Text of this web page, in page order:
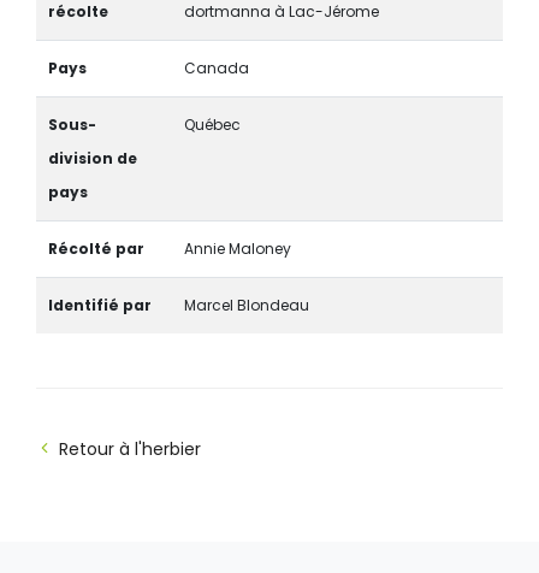
récolte
dortmanna à Lac-Jérome
Pays Canada
Sous-
division de
pays
Québec
Récolté par Annie Maloney
Identifié par Marcel Blondeau
Retour à l'herbier